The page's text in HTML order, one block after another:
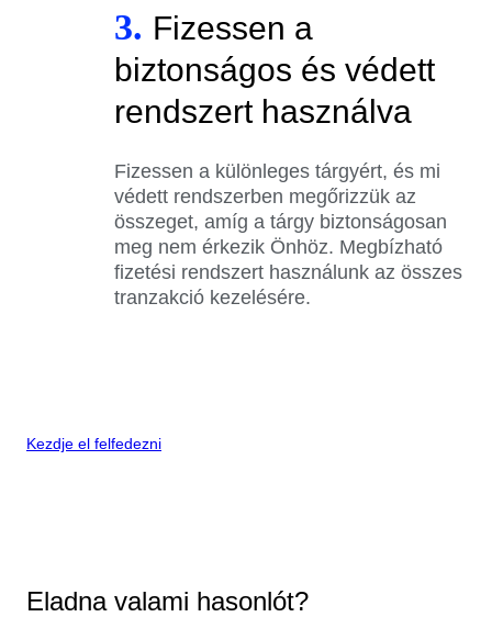
3. Fizessen a
biztonságos és védett
rendszert használva
Fizessen a különleges tárgyért, és mi
védett rendszerben megőrizzük az
összeget, amíg a tárgy biztonságosan
meg nem érkezik Önhöz. Megbízható
fizetési rendszert használunk az összes
tranzakció kezelésére.
Kezdje el felfedezni
Eladna valami hasonlót?